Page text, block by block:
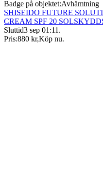
Badge på objektet:Avhämtning
SHISEIDO FUTURE
CREAM SPF 20
Sluttid3 sep 01:11 .
Pris:880 kr,Köp nu.